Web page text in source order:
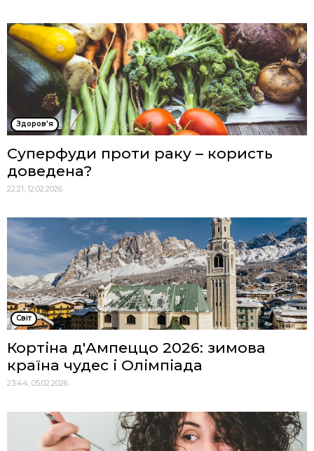
Здоров'я
Суперфуди проти раку – користь
доведена?
22:21, 12.02.2026
Cвіт
Кортіна д'Ампеццо 2026: зимова
країна чудес і Олімпіада
23:44, 05.02.2026